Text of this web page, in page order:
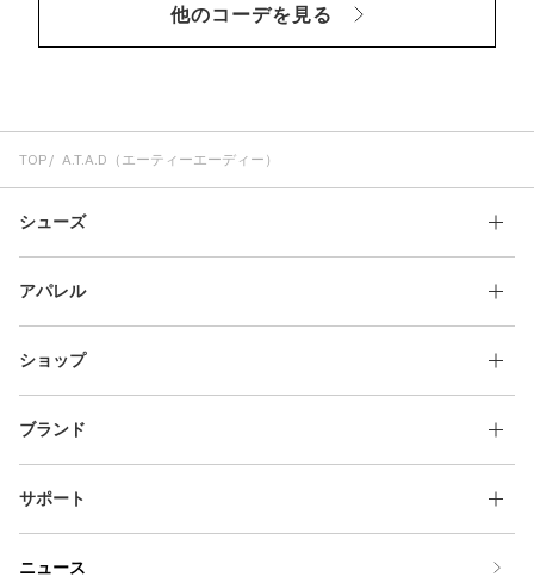
他のコーデを見る
TOP A.T.A.D（エーティーエーディー）
シューズ
アパレル
ショップ
ブランド
サポート
ニュース